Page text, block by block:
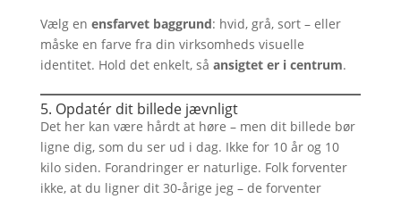
Vælg en ensfarvet baggrund: hvid, grå, sort – eller
måske en farve fra din virksomheds visuelle
identitet. Hold det enkelt, så ansigtet er i centrum.
5. Opdatér dit billede jævnligt
Det her kan være hårdt at høre – men dit billede bør
ligne dig, som du ser ud i dag. Ikke for 10 år og 10
kilo siden. Forandringer er naturlige. Folk forventer
ikke, at du ligner dit 30-årige jeg – de forventer